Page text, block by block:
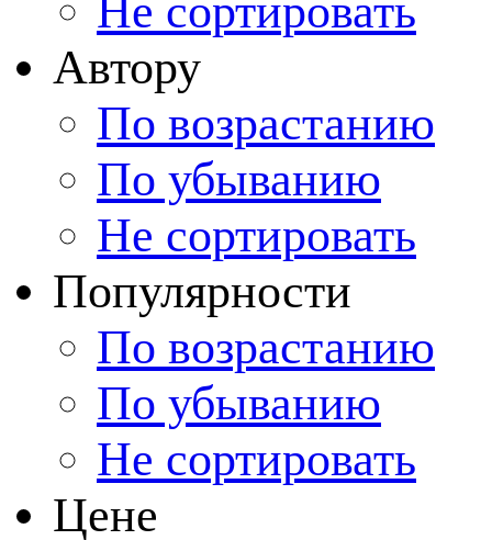
Не сортировать
Автору
По возрастанию
По убыванию
Не сортировать
Популярности
По возрастанию
По убыванию
Не сортировать
Цене